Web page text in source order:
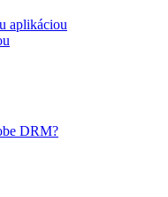
aplikáciou
DRM?